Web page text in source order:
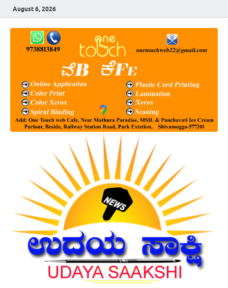
August 6, 2026